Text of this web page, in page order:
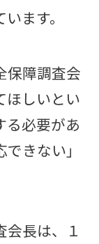
ます。
保障調査会
ほしいとい
る必要があ
きない」
長は、１